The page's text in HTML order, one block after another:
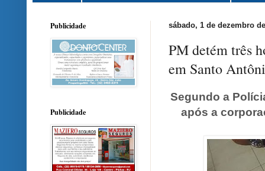
sábado, 1 de dezembro
PM detém três
em Santo
Segundo a
após a
Publicidade
Publicidade